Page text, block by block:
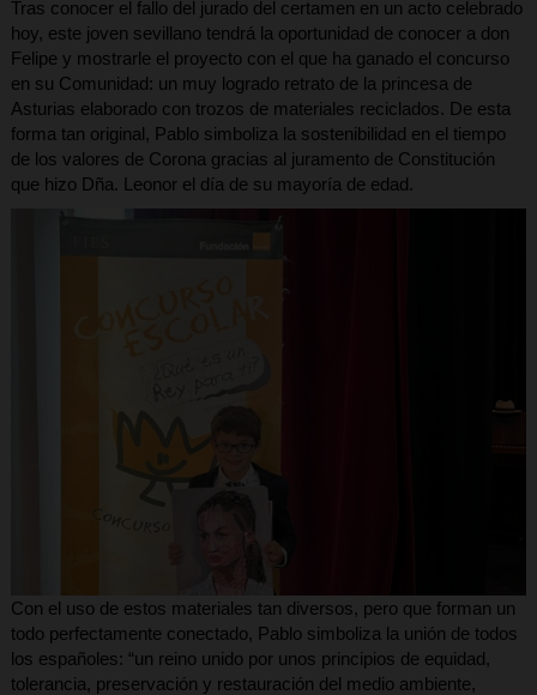
Tras conocer el fallo del jurado del certamen en un acto celebrado
hoy, este joven sevillano tendrá la oportunidad de conocer a don
Felipe y mostrarle el proyecto con el que ha ganado el concurso
en su Comunidad: un muy logrado retrato de la princesa de
Asturias elaborado con trozos de materiales reciclados. De esta
forma tan original, Pablo simboliza la sostenibilidad en el tiempo
de los valores de Corona gracias al juramento de Constitución
que hizo Dña. Leonor el día de su mayoría de edad.
Con el uso de estos materiales tan diversos, pero que forman un
todo perfectamente conectado, Pablo simboliza la unión de todos
los españoles: “un reino unido por unos principios de equidad,
tolerancia, preservación y restauración del medio ambiente,